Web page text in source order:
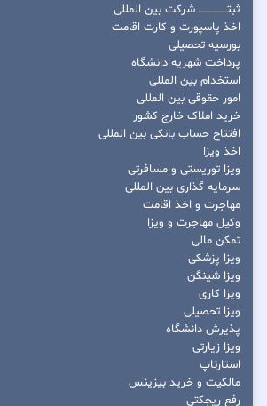
ثبتــــــــــــــــ شرکت بین المللی
اخذ پاسپورت و کارت اقامت
بورسیه تحصیلی
پرداخت شهریه دانشگاه
استخدام بین المللی
امور حقوقی بین المللی
خرید املاک خارج کشور
افتتاح حساب بانکی بین المللی
اخذ ویزا
ویزا توریستی و مسافرتی
سرمایه گذاری بین المللی
مهاجرت و اخذ اقامت
وکیل مهاجرت و ویزا
تمکن مالی
ویزا پزشکی
ویزا شینگن
ویزا کاری
ویزا تحصیلی
پذیرش دانشگاه
ویزا زیارتی
استارتاپ
مالکیت و خرید بیزینس
رفع ریجکتی